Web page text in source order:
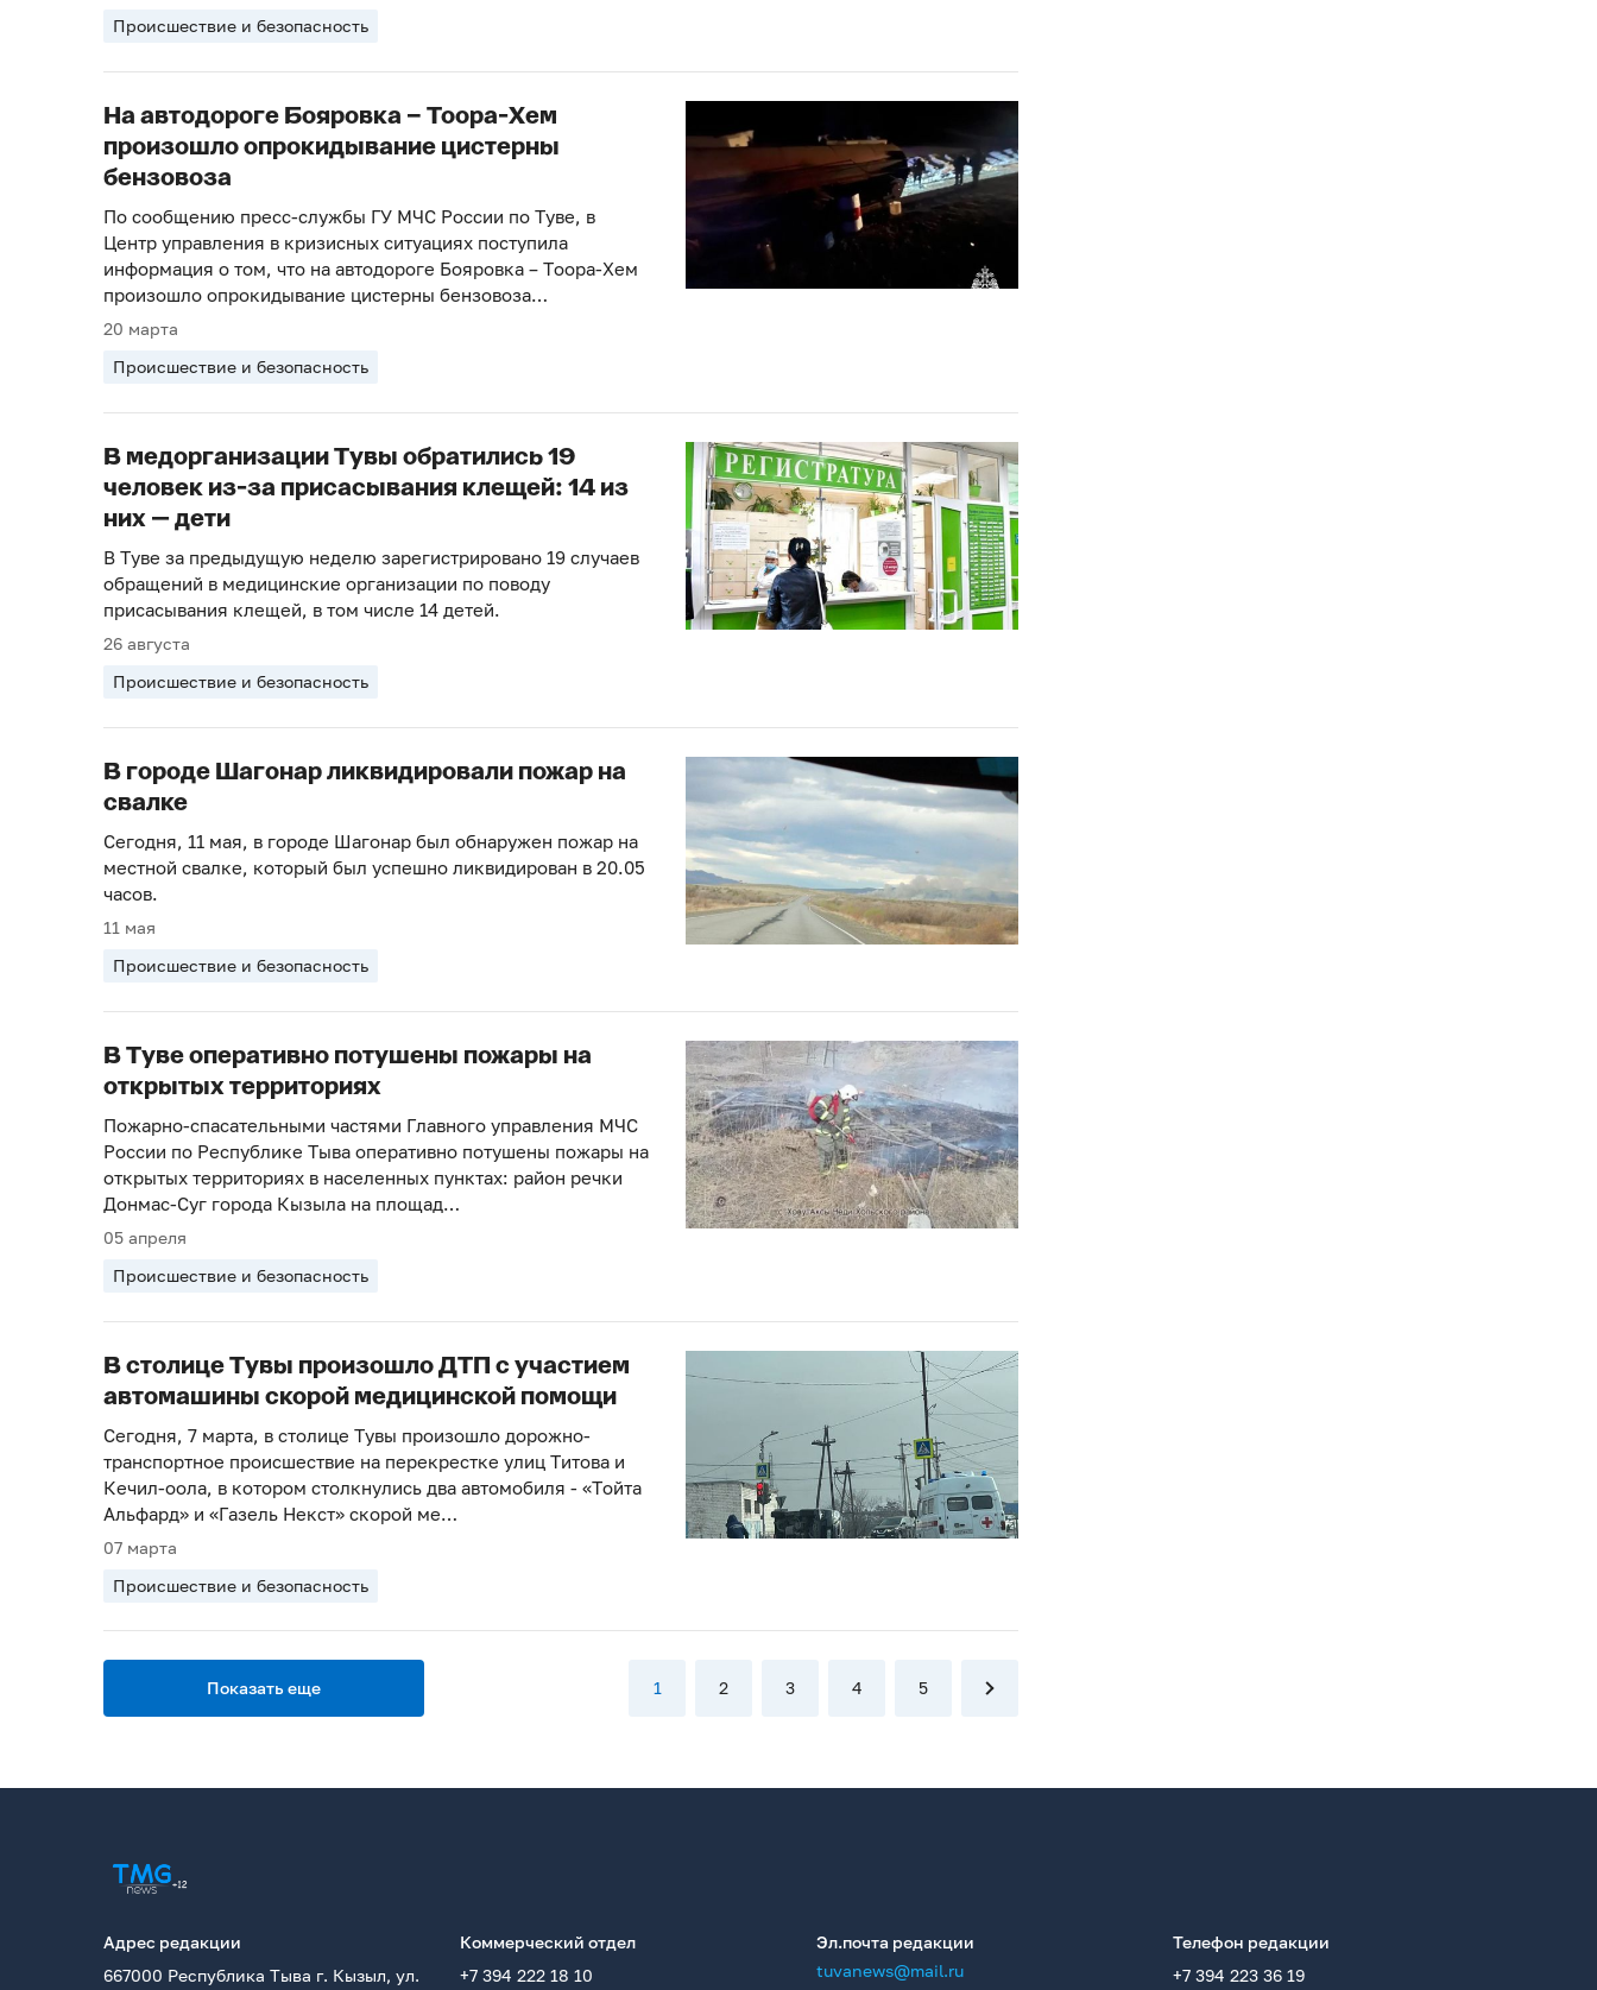
Происшествие и безопасность
На автодороге Бояровка – Тоора-Хем
произошло опрокидывание цистерны
бензовоза
По сообщению пресс-службы ГУ МЧС России по Туве, в
Центр управления в кризисных ситуациях поступила
информация о том, что на автодороге Бояровка – Тоора-Хем
произошло опрокидывание цистерны бензовоза…
20 марта
Происшествие и безопасность
В медорганизации Тувы обратились 19
человек из-за присасывания клещей: 14 из
них — дети
В Туве за предыдущую неделю зарегистрировано 19 случаев
обращений в медицинские организации по поводу
присасывания клещей, в том числе 14 детей.
26 августа
Происшествие и безопасность
В городе Шагонар ликвидировали пожар на
свалке
Сегодня, 11 мая, в городе Шагонар был обнаружен пожар на
местной свалке, который был успешно ликвидирован в 20.05
часов.
11 мая
Происшествие и безопасность
В Туве оперативно потушены пожары на
открытых территориях
Пожарно-спасательными частями Главного управления МЧС
России по Республике Тыва оперативно потушены пожары на
открытых территориях в населенных пунктах: район речки
Донмас-Суг города Кызыла на площад…
05 апреля
Происшествие и безопасность
В столице Тувы произошло ДТП с участием
автомашины скорой медицинской помощи
Сегодня, 7 марта, в столице Тувы произошло дорожно-
транспортное происшествие на перекрестке улиц Титова и
Кечил-оола, в котором столкнулись два автомобиля - «Тойта
Альфард» и «Газель Некст» скорой ме…
07 марта
Происшествие и безопасность
Показать еще 1 2 3 4 5
Адрес редакции
667000 Республика Тыва г. Кызыл, ул.
Коммерческий отдел
+7 394 222 18 10
Эл.почта редакции
tuvanews@mail.ru
Телефон редакции
+7 394 223 36 19